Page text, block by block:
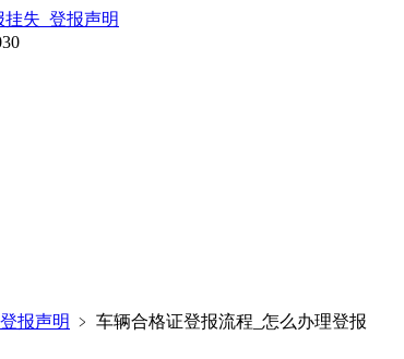
失_登报声明
登报声明 ﹥ 车辆合格证登报流程_怎么办理登报